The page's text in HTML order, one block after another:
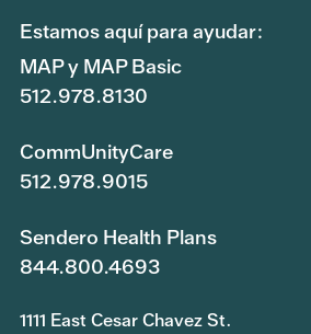
Estamos aquí para ayudar:
MAP y MAP Basic
512.978.8130
CommUnityCare
512.978.9015
Sendero Health Plans
844.800.4693
1111 East Cesar Chavez St.